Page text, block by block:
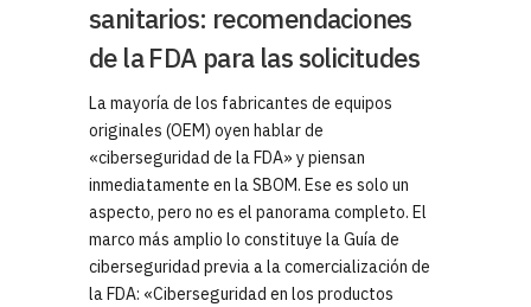
sanitarios: recomendaciones
de la FDA para las solicitudes
La mayoría de los fabricantes de equipos
originales (OEM) oyen hablar de
«ciberseguridad de la FDA» y piensan
inmediatamente en la SBOM. Ese es solo un
aspecto, pero no es el panorama completo. El
marco más amplio lo constituye la Guía de
ciberseguridad previa a la comercialización de
la FDA: «Ciberseguridad en los productos